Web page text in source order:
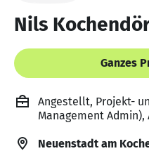
Nils
Ganzes
Angestellt, Projekt-
Management Admin),
Neuenstadt am